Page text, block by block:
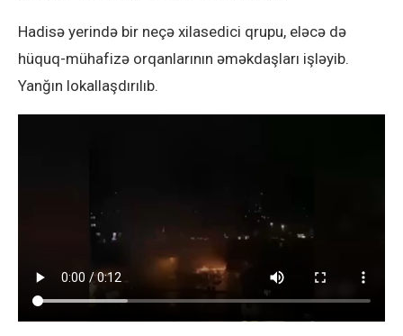
Hadisə yerində bir neçə xilasedici qrupu, eləcə də
hüquq-mühafizə orqanlarının əməkdaşları işləyib.
Yanğın lokallaşdırılıb.